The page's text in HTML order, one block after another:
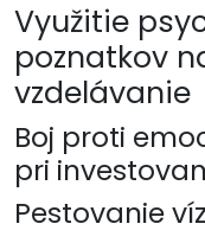
Využitie
poznatkov
vzdelávanie
Boj proti
pri
Pestovanie